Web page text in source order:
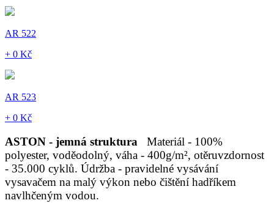
AR 522
+ 0 Kč
AR 523
+ 0 Kč
ASTON - jemná struktura
Materiál - 100%
polyester, voděodolný, váha - 400g/m², otěruvzdornost
- 35.000 cyklů. Údržba - pravidelné vysávání
vysavačem na malý výkon nebo čištění hadříkem
navlhčeným vodou.